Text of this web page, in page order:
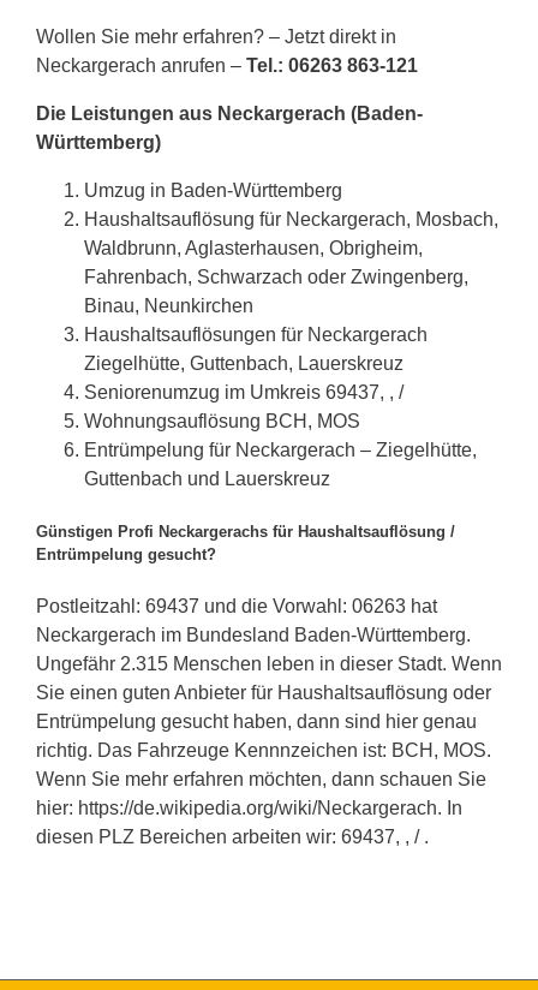
Wollen Sie mehr erfahren? – Jetzt direkt in
Neckargerach anrufen – Tel.: 06263 863-121
Die Leistungen aus Neckargerach (Baden-
Württemberg)
Umzug in Baden-Württemberg
Haushaltsauflösung für Neckargerach, Mosbach,
Waldbrunn, Aglasterhausen, Obrigheim,
Fahrenbach, Schwarzach oder Zwingenberg,
Binau, Neunkirchen
Haushaltsauflösungen für Neckargerach
Ziegelhütte, Guttenbach, Lauerskreuz
Seniorenumzug im Umkreis 69437, , /
Wohnungsauflösung BCH, MOS
Entrümpelung für Neckargerach – Ziegelhütte,
Guttenbach und Lauerskreuz
Günstigen Profi Neckargerachs für Haushaltsauflösung /
Entrümpelung gesucht?
Postleitzahl: 69437 und die Vorwahl: 06263 hat
Neckargerach im Bundesland Baden-Württemberg.
Ungefähr 2.315 Menschen leben in dieser Stadt. Wenn
Sie einen guten Anbieter für Haushaltsauflösung oder
Entrümpelung gesucht haben, dann sind hier genau
richtig. Das Fahrzeuge Kennnzeichen ist: BCH, MOS.
Wenn Sie mehr erfahren möchten, dann schauen Sie
hier: https://de.wikipedia.org/wiki/Neckargerach. In
diesen PLZ Bereichen arbeiten wir: 69437, , / .